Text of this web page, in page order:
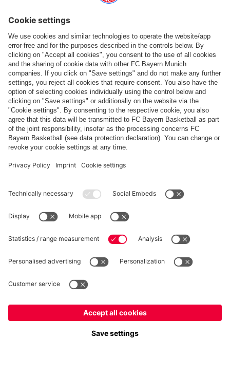
Paiement et livraison
FC Bayern Store App
RÉTRACTATION
Intimité
Paramètres des cookies
*Les prix incluent la TVA et excluent les frais d'expédition
© FC Bayern München AG
FC Bayern München AG, Säbener Str. 51-57, 81547 München
Francepour y livrer!
Mondialpour y livrer!